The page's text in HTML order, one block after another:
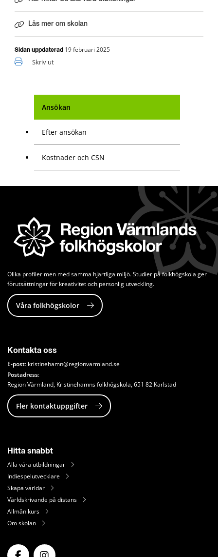
Ansökan
Efter ansökan
Kostnader och CSN
Läs mer om skolan
Sidan uppdaterad 19 februari 2025
Skriv ut
Olika profiler men med samma hjärtliga miljö. Studier på folkhögskola ger
förutsättningar för kreativitet och personlig utveckling.
Våra folkhögskolor
Kontakta oss
E-post: kristinehamn@regionvarmland.se
Postadress:
Region Värmland, Kristinehamns folkhögskola, 651 82 Karlstad
Fler kontaktuppgifter
Hitta snabbt
Alla våra utbildningar
Indiespelutvecklare
Skapa världar
Världskrivande på distans
Allmän kurs
Om skolan